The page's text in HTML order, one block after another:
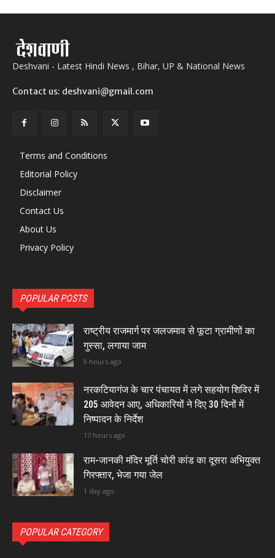
Deshvani - Latest Hindi News , Bihar, UP & National News
Contact us: deshvani@gmail.com
Terms and Conditions
Editorial Policy
Disclaimer
Contact Us
About Us
Privacy Policy
POPULAR POSTS
राष्ट्रीय राजमार्ग पर जलजमाव से फूटा ग्रामीणों का
गुस्सा, लगाया जाम
9 hours ago
नरकटियागंज के चार पंचायत में लगे सहयोग शिविर में
205 आवेदन आए, अधिकारियों ने दिए 30 दिनों में
निष्पादन के निर्देश
17 hours ago
राम-जानकी मंदिर मूर्ति चोरी कांड का दूसरा अभियुक्त
गिरफ्तार, भेजा गया जेल
1 day ago
POPULAR CATEGORY